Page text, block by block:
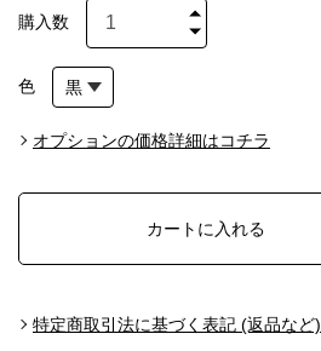
購入数
色
オプションの価格詳細はコチラ
カートに入れる
特定商取引法に基づく表記 (返品など)